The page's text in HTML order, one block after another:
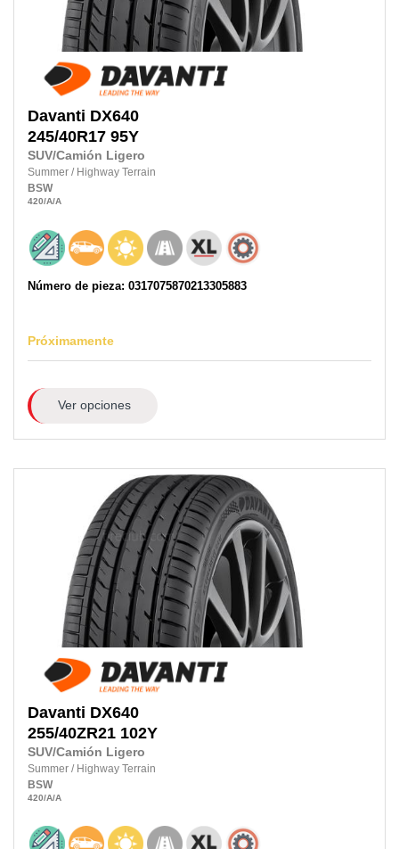
Davanti DX640
245/40R17 95Y
SUV/Camión Ligero
Summer / Highway Terrain
BSW
420/A/A
Número de pieza: 0317075870213305883
Próximamente
Ver opciones
Davanti DX640
255/40ZR21 102Y
SUV/Camión Ligero
Summer / Highway Terrain
BSW
420/A/A